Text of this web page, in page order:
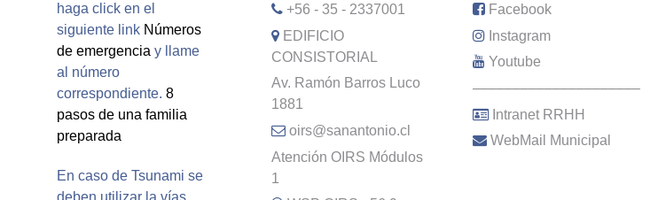
haga click en el
siguiente link Números
de emergencia y llame
al número
correspondiente. 8
pasos de una familia
preparada
En caso de Tsunami se
deben utilizar la vías
+56 - 35 - 2337001
EDIFICIO
CONSISTORIAL
Av. Ramón Barros Luco
1881
oirs@sanantonio.cl
Atención OIRS Módulos
1
Facebook
Instagram
Youtube
–––––––––––––––––––––
Intranet RRHH
WebMail Municipal